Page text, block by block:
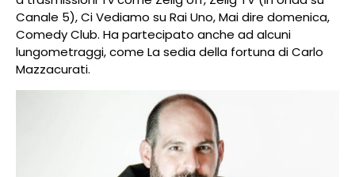
Canale 5), Ci Vediamo su Rai Uno, Mai dire domenica,
Comedy Club. Ha partecipato anche ad alcuni
lungometraggi, come La sedia della fortuna di Carlo
Mazzacurati.